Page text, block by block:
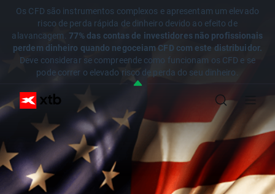
Os CFD são instrumentos complexos e apresentam um elevado
risco de perda rápida de dinheiro devido ao efeito de
alavancagem. 77% das contas de investidores não profissionais
perdem dinheiro quando negoceiam CFD com este distribuidor.
Deve considerar se compreende como funcionam os CFD e se
pode correr o elevado risco de perda do seu dinheiro.